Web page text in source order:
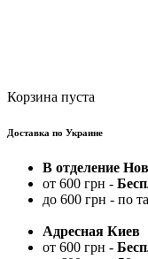
Корзина пуста
Доставка по Украине
В отделение
от 600 грн -
до 600 грн - по
Адресная Киев
от 600 грн -